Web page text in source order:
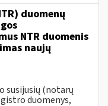
duomenų
NTR duomenis
naujų
susijusių (notarų
duomenys,